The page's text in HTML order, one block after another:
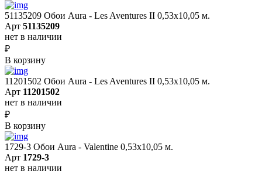
51135209 Обои Aura - Les Aventures II 0,53х10,05 м.
Арт 51135209
нет в наличии
₽
В корзину
11201502 Обои Aura - Les Aventures II 0,53х10,05 м.
Арт 11201502
нет в наличии
₽
В корзину
1729-3 Обои Aura - Valentine 0,53х10,05 м.
Арт 1729-3
нет в наличии